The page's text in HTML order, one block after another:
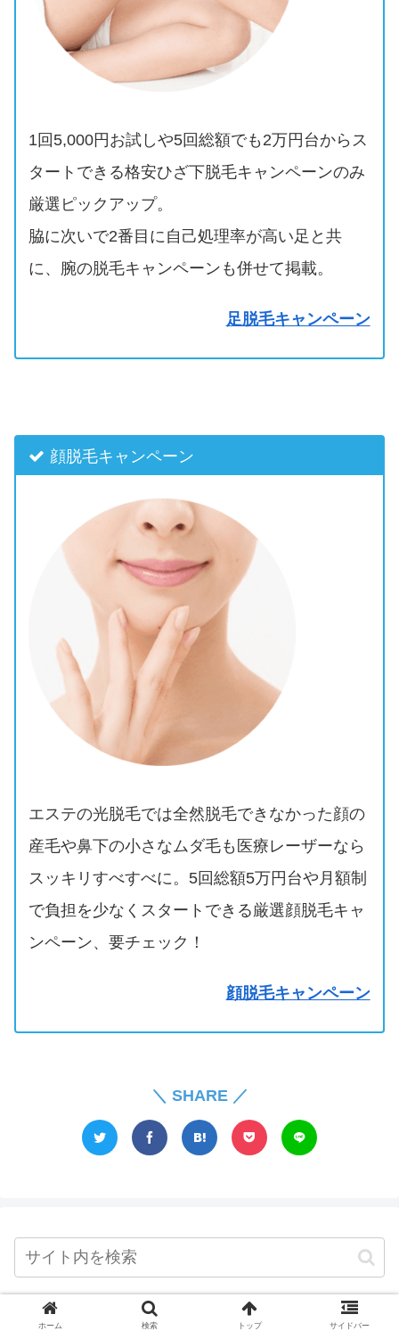
1回5,000円お試しや5回総額でも2万円台からス
タートできる格安ひざ下脱毛キャンペーンのみ
厳選ピックアップ。
脇に次いで2番目に自己処理率が高い足と共
に、腕の脱毛キャンペーンも併せて掲載。
足脱毛キャンペーン
顔脱毛キャンペーン
エステの光脱毛では全然脱毛できなかった顔の
産毛や鼻下の小さなムダ毛も医療レーザーなら
スッキリすべすべに。5回総額5万円台や月額制
で負担を少なくスタートできる厳選顔脱毛キャ
ンペーン、要チェック！
顔脱毛キャンペーン
＼ SHARE ／
ホーム 検索 トップ サイドバー